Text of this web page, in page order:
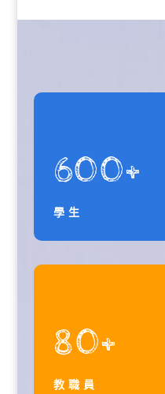
600+
學生
80+
教職員